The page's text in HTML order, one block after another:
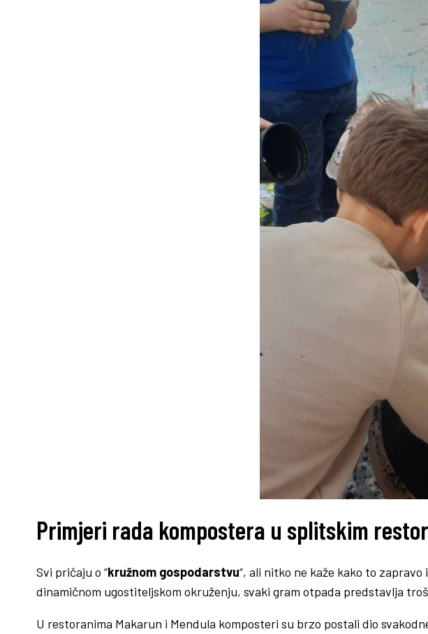
Primjeri rada kompostera u splitskim
Svi pričaju o “kružnom gospodarstvu“, ali nitko ne kaže kako to
dinamičnom ugostiteljskom okruženju, svaki gram otpada predstavlja
U restoranima Makarun i Mendula komposteri su brzo postali dio